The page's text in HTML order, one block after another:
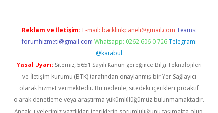
Reklam ve İletişim: E-mail: backlinkpaneli@gmail.com Teams:
forumhizmeti@gmail.com Whatsapp: 0262 606 0 726 Telegram:
@karabul
Yasal Uyarı: Sitemiz, 5651 Sayılı Kanun gereğince Bilgi Teknolojileri
ve İletişim Kurumu (BTK) tarafından onaylanmış bir Yer Sağlayıcı
olarak hizmet vermektedir. Bu nedenle, sitedeki içerikleri proaktif
olarak denetleme veya araştırma yükümlülüğümüz bulunmamaktadır.
Ancak, üyelerimiz yazdıkları içeriklerin sorumluluğunu taşımakta olup,